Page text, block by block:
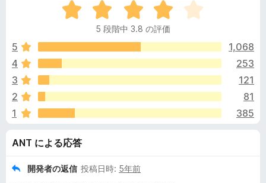
ラ
ウ
ザ
ー
ド
オ
ン
V
i
d
e
o
5
段
中
.
の
価
5 段階中 3.8 の評価
5
1,068
4
253
3
121
2
81
1
385
ANT による応答
開発者の返信 投稿日時: 5年前